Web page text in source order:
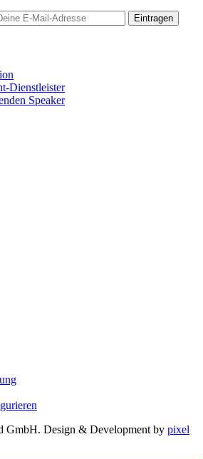
Eintragen
Dienstleister
Speaker
GmbH. Design & Development by pixel